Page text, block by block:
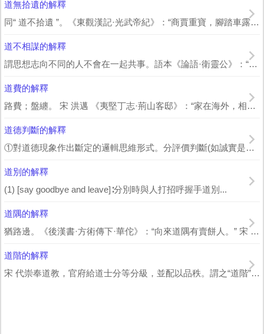
道無拾遺的解釋
同“ 道不拾遺 ”。《東觀漢記·光武帝紀》：“商賈重寶，腳踏車露宿，牛馬放牧，道...
道不相謀的解釋
謂思想志向不同的人不會在一起共事。語本《論語·衛靈公》：“子曰：‘道不同，不相...
道費的解釋
路費；盤纏。 宋 洪邁 《夷堅丁志·荊山客邸》：“家在海外，相去五千里，僅有...
道德判斷的解釋
①對道德現象作出斷定的邏輯思維形式。分評價判斷(如誠實是一種美德)、規範判斷(如...
道別的解釋
(1) [say goodbye and leave]∶分別時與人打招呼握手道別...
道隅的解釋
猶路邊。《後漢書·方術傳下·華佗》：“向來道隅有賣餅人。” 宋 王庭珪 《...
道階的解釋
宋 代崇奉道教，官府給道士分等分級，並配以品秩。謂之“道階”。《宣和遺事》前集：...